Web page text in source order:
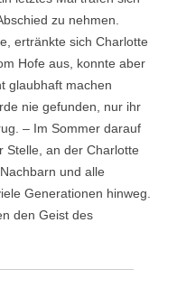
zu nehmen.
ertränkte sich Charlotte
Hofe aus, konnte aber
glaubhaft machen
nie gefunden, nur ihr
– Im Sommer darauf
Stelle, an der Charlotte
und alle
Generationen hinweg.
den Geist des